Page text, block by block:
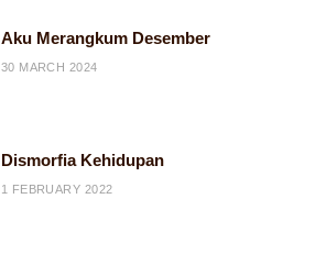
Aku Merangkum Desember
30 MARCH 2024
Dismorfia Kehidupan
1 FEBRUARY 2022